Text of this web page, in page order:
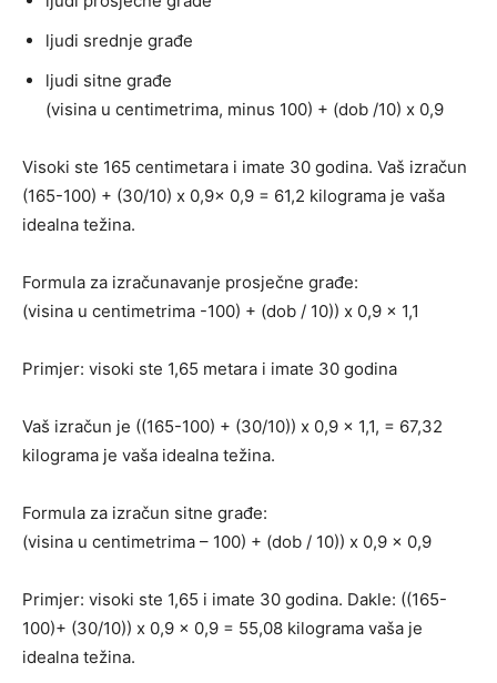
ljudi srednje građe
ljudi sitne građe
(visina u centimetrima, minus 100) + (dob /10) x 0,9
Visoki ste 165 centimetara i imate 30 godina. Vaš izračun
(165-100) + (30/10) x 0,9x 0,9 = 61,2 kilograma je vaša
idealna težina.
Formula za izračunavanje prosječne građe:
(visina u centimetrima -100) + (dob / 10)) x 0,9 x 1,1
Primjer: visoki ste 1,65 metara i imate 30 godina
Vaš izračun je ((165-100) + (30/10)) x 0,9 x 1,1, = 67,32
kilograma je vaša idealna težina.
Formula za izračun sitne građe:
(visina u centimetrima – 100) + (dob / 10)) x 0,9 x 0,9
Primjer: visoki ste 1,65 i imate 30 godina. Dakle: ((165-
100)+ (30/10)) x 0,9 x 0,9 = 55,08 kilograma vaša je
idealna težina.